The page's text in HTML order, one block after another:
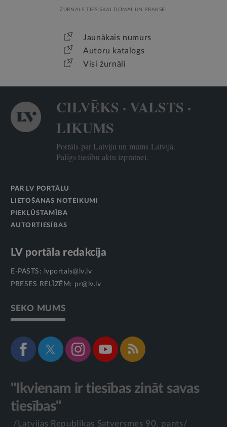
ŽURNĀLS TIESISKAI DOMAI UN PRAKSEI
Jaunākais numurs
Autoru katalogs
Visi žurnāli
CILVĒKS · VALSTS ·
LIKUMS
Portāls par Latviju un mums Latvijā.
Palīgs tiesību aktu izpratnei.
PAR LV PORTĀLU
LIETOŠANAS NOTEIKUMI
PIEKĻŪSTAMĪBA
AUTORTIESĪBAS
LV portāla redakcija
E-PASTS:
lvportals@lv.lv
PRESES RELĪZĒM: pr@lv.lv
SEKO MUMS
"Ikvienam ir tiesības zināt savas
tiesības"
/Latvijas Republikas Satversmes 90. pants/